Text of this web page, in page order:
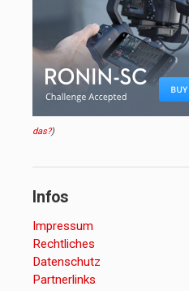
das?)
Infos
Impressum
Rechtliches
Datenschutz
Partnerlinks